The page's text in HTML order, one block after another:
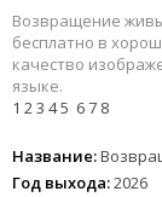
Возвращение
бесплатно в
качество
языке.
1 23 45 67 8
Название:
Год выхода:2026